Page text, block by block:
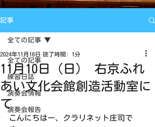
記事
全ての記事
練習日誌
演奏会情報
演奏会報告
全ての記事
11月10日（日） 右京ふれ
あい文化会館創造活動室に
て
2024年11月16日 読了時間: 1分
こんにちはー、クラリネット庄司で